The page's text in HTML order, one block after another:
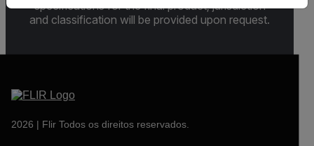
specifications for the final product; jurisdiction
and classification will be provided upon request.
2026 | Flir Todos os direitos reservados.